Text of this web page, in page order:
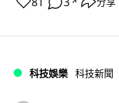
科技娛樂 科技新聞